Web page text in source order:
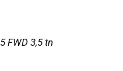
FWD 3,5 tn